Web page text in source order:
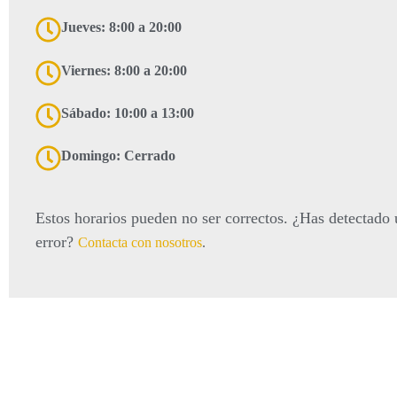
Jueves: 8:00 a 20:00
Viernes: 8:00 a 20:00
Sábado: 10:00 a 13:00
Domingo: Cerrado
Estos horarios pueden no ser correctos. ¿Has detectado
error? Contacta con nosotros.